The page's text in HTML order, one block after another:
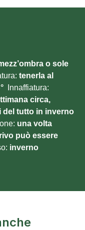
o sole
tenerla al
Innaffiatura:
circa,
del tutto in inverno
una volta
può essere
inverno